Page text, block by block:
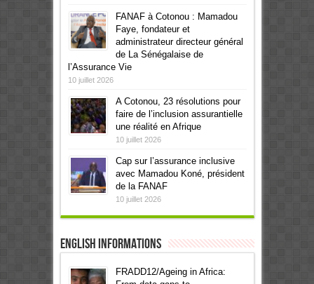
FANAF à Cotonou : Mamadou
Faye, fondateur et
administrateur directeur général
de La Sénégalaise de
l’Assurance Vie
10 juillet 2026
A Cotonou, 23 résolutions pour
faire de l’inclusion assurantielle
une réalité en Afrique
10 juillet 2026
Cap sur l’assurance inclusive
avec Mamadou Koné, président
de la FANAF
10 juillet 2026
English informations
FRADD12/Ageing in Africa: